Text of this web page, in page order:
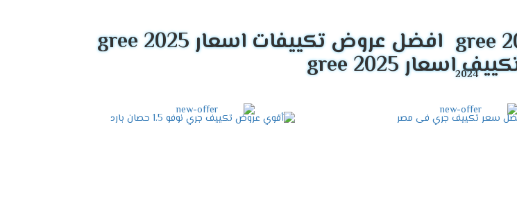
تكييف جرى
افضل عروض تكييفات اسعار gree 2025